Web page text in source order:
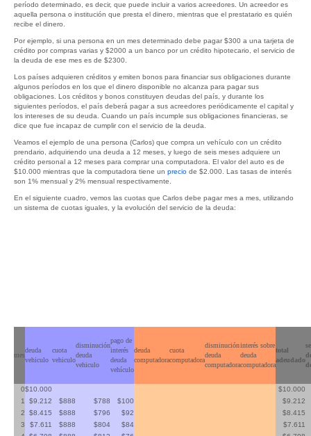
período determinado, es decir, que puede incluir a varios acreedores. Un acreedor es
aquella persona o institución que presta el dinero, mientras que el prestatario es quién
recibe el dinero.
Por ejemplo, si una persona en un mes determinado debe pagar $300 a una tarjeta de
crédito por compras varias y $2000 a un banco por un crédito hipotecario, el servicio de
la deuda de ese mes es de $2300.
Los países adquieren créditos y emiten bonos para financiar sus obligaciones durante
algunos períodos en los que el dinero disponible no alcanza para pagar sus
obligaciones. Los créditos y bonos constituyen deudas del país, y durante los
siguientes períodos, el país deberá pagar a sus acreedores periódicamente el capital y
los intereses de su deuda. Cuando un país incumple sus obligaciones financieras, se
dice que fue incapaz de cumplir con el servicio de la deuda.
Veamos el ejemplo de una persona (Carlos) que compra un vehículo con un crédito
prendario, adquiriendo una deuda a 12 meses, y luego de seis meses adquiere un
crédito personal a 12 meses para comprar una computadora. El valor del auto es de
$10.000 mientras que la computadora tiene un precio de $2.000. Las tasas de interés
son 1% mensual y 2% mensual respectivamente.
En el siguiente cuadro, vemos las cuotas que Carlos debe pagar mes a mes, utilizando
un sistema de cuotas iguales, y la evolución del servicio de la deuda:
mes
deuda
vehiculo
cuota
vehiculo
disminución
deuda
vehiculo
pago de
interés
deuda
vehículo
deuda
computadora
cuota
computadora
disminución
deuda
computadora
interés sobre
deuda
computadora
total
adeudado
0$10.000
$10.000
1
$9.212 $888 $788 $100
$9.212
2
$8.415 $888 $796 $92
$8.415
3
$7.611 $888 $804 $84
$7.611